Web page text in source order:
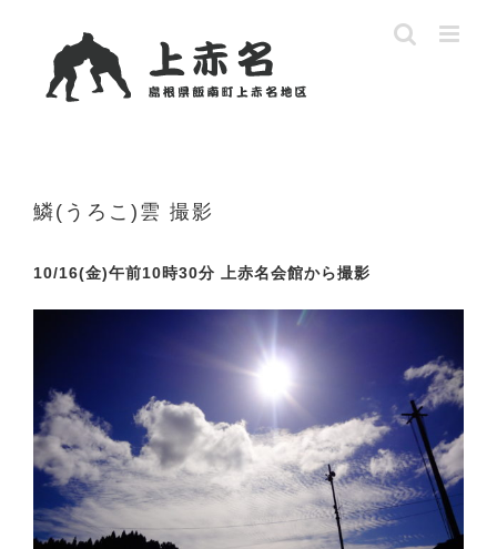
content
鱗(うろこ)雲 撮影
10/16(金)午前10時30分 上赤名会館から撮影